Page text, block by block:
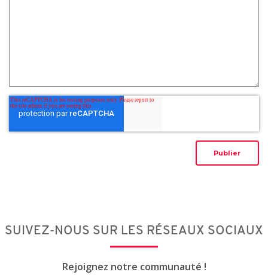
SUIVEZ-NOUS SUR LES RÉSEAUX SOCIAUX
Rejoignez notre communauté !